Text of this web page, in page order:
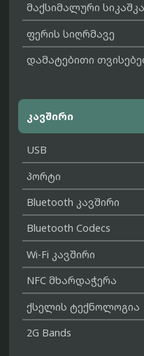
მაქსიმალური
ფერის სიღრმავე
დამატებითი
კავშირი
USB
პორტი
Bluetooth კავშირი
Bluetooth Codecs
Wi-Fi კავშირი
NFC მხარდაჭერა
ქსელის ტექნოლოგია
2G Bands